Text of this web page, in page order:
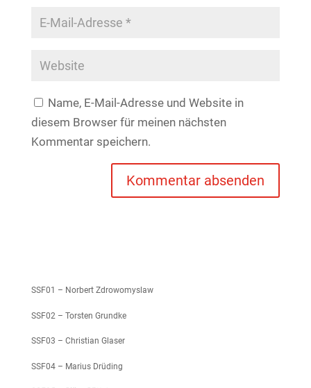
Name, E-Mail-Adresse und Website in
diesem Browser für meinen nächsten
Kommentar speichern.
SSF01 – Norbert Zdrowomyslaw
SSF02 – Torsten Grundke
SSF03 – Christian Glaser
SSF04 – Marius Drüding